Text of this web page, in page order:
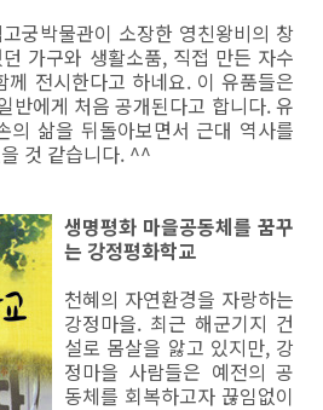
궁박물관이 소장한 영친왕비의 창
가구와 생활소품, 직접 만든 자수
께 전시한다고 하네요. 이 유품들은
반에게 처음 공개된다고 합니다. 유
의 삶을 뒤돌아보면서 근대 역사를
것 같습니다. ^^
생명평화 마을공동체를 꿈꾸
는 강정평화학교
천혜의 자연환경을 자랑하는
강정마을. 최근 해군기지 건
설로 몸살을 앓고 있지만, 강
정마을 사람들은 예전의 공
동체를 회복하고자 끊임없이